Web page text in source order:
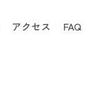
アクセス FAQ